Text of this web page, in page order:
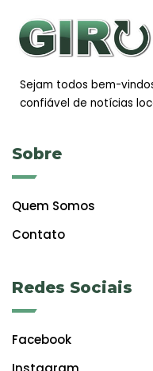
Sejam todos bem-
confiável de notícias
Sobre
Quem Somos
Contato
Redes Sociais
Facebook